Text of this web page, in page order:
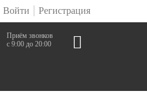
Регистрация
Войти
Приём звонков
с 9:00 до 20:00